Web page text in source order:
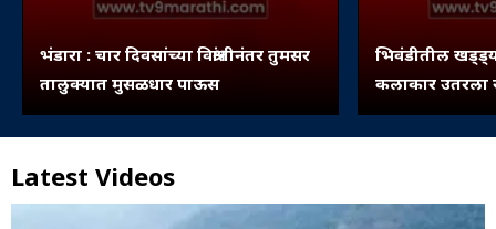
भंडारा : चार दिवसांच्या विश्रांतीनंतर तुमसर
तालुक्यात मुसळधार पाऊस
भिवंडीतील
कलाकार उतरला
Latest Videos